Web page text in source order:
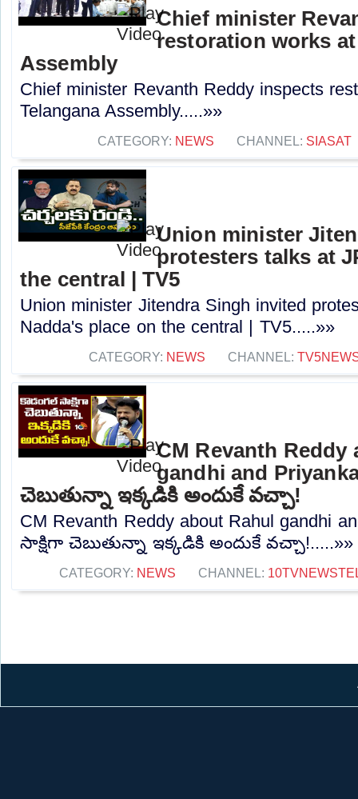
Chief minister
restoration works at
Assembly
Chief minister Revanth Reddy inspects
Telangana Assembly.....»»
CATEGORY: NEWS CHANNEL: SIASAT
Union minister
protesters talks at
the central | TV5
Union minister Jitendra Singh invited
Nadda's place on the central | TV5.....»»
CATEGORY: NEWS CHANNEL:
CM Revanth Reddy
gandhi and
చెబుతున్నా ఇక్కడికి అందుకే వచ్చా!
CM Revanth Reddy about Rahul gandhi
సాక్షిగా చెబుతున్నా ఇక్కడికి అందుకే వచ్చా!.....»»
CATEGORY: NEWS CHANNEL: